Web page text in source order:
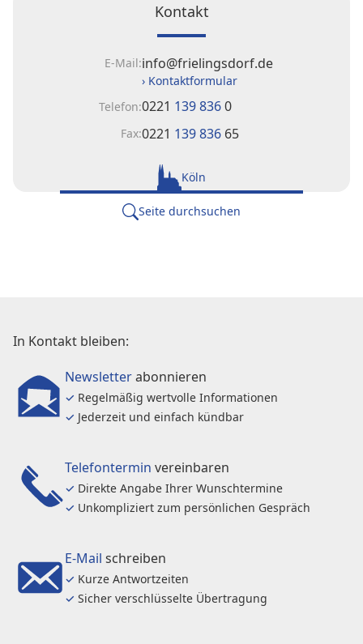
Kontakt
E-Mail:info@frielingsdorf.de
› Kontaktformular
Telefon:0221 139 8360
Fax:0221 139 836 65
Köln
Seite durchsuchen
In Kontakt bleiben:
Newsletterabonnieren
✓ Regelmäßig wertvolle Informationen
✓ Jederzeit und einfach kündbar
Telefontermin vereinbaren
✓ Direkte Angabe Ihrer Wunschtermine
✓ Unkompliziert zum persönlichen Gespräch
E-Mail schreiben
✓ Kurze Antwortzeiten
✓ Sicher verschlüsselte Übertragung